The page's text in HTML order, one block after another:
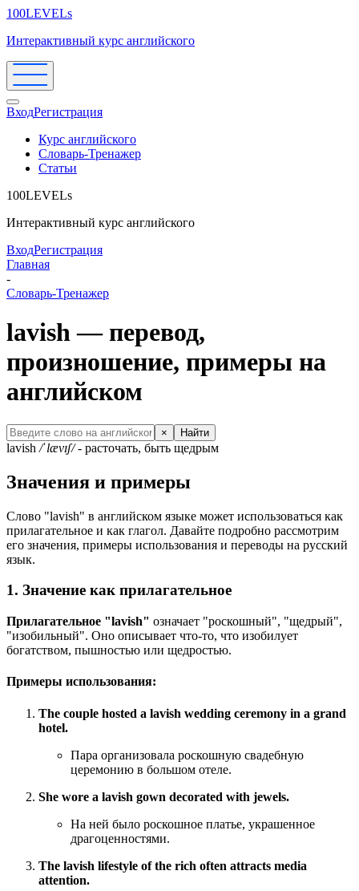
100LEVELs
Интерактивный курс английского
ВходРегистрация
Курс английского
Словарь-Тренажер
Статьи
100LEVELs
Интерактивный курс английского
ВходРегистрация
Главная
-
Словарь-Тренажер
lavish — перевод,
произношение, примеры на
английском
× Найти
lavish /ˈlævɪʃ/- расточать, быть щедрым
Значения и примеры
Слово "lavish" в английском языке может использоваться как
прилагательное и как глагол. Давайте подробно рассмотрим
его значения, примеры использования и переводы на русский
язык.
1. Значение как прилагательное
Прилагательное "lavish" означает "роскошный", "щедрый",
"изобильный". Оно описывает что-то, что изобилует
богатством, пышностью или щедростью.
Примеры использования:
The couple hosted a lavish wedding ceremony in a grand
hotel.
Пара организовала роскошную свадебную
церемонию в большом отеле.
She wore a lavish gown decorated with jewels.
На ней было роскошное платье, украшенное
драгоценностями.
The lavish lifestyle of the rich often attracts media
attention.